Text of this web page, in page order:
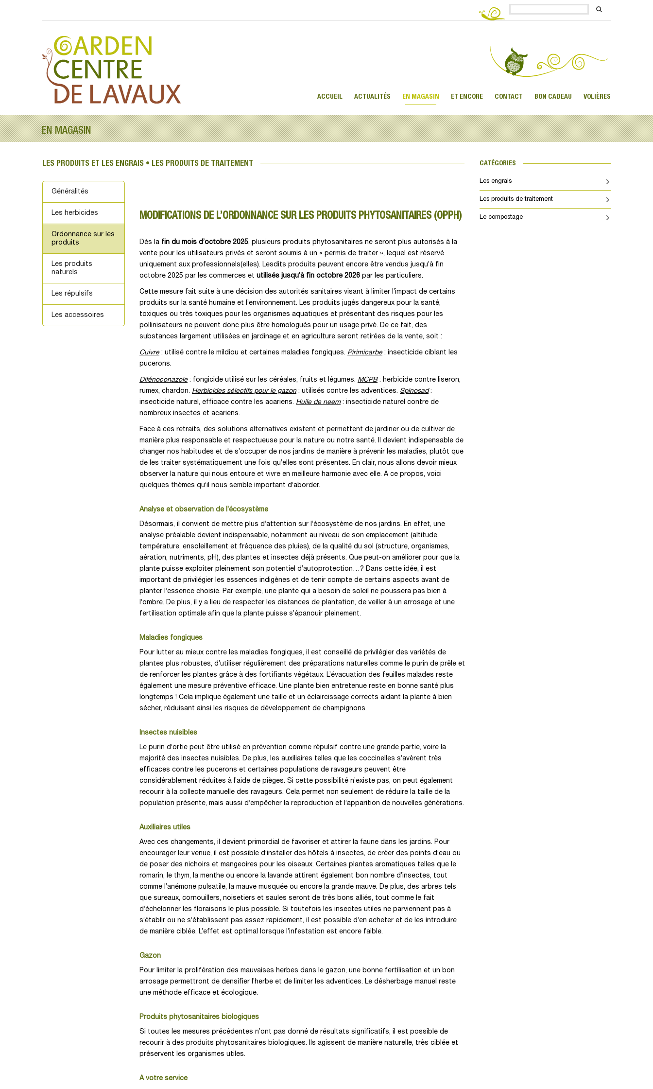
ACCUEIL ACTUALITÉS EN MAGASIN ET ENCORE CONTACT BON CADEAU VOLIÈRES
EN MAGASIN
LES PRODUITS ET LES ENGRAIS • LES PRODUITS DE TRAITEMENT
Généralités
Les herbicides
Ordonnance sur les
produits
Les produits
naturels
Les répulsifs
Les accessoires
MODIFICATIONS DE L’ORDONNANCE SUR LES PRODUITS PHYTOSANITAIRES (OPPH)
Dès la fin du mois d’octobre 2025, plusieurs produits phytosanitaires ne seront plus autorisés à la
vente pour les utilisateurs privés et seront soumis à un « permis de traiter », lequel est réservé
uniquement aux professionnels(elles). Lesdits produits peuvent encore être vendus jusqu’à fin
octobre 2025 par les commerces et utilisés jusqu’à fin octobre 2026 par les particuliers.
Cette mesure fait suite à une décision des autorités sanitaires visant à limiter l’impact de certains
produits sur la santé humaine et l’environnement. Les produits jugés dangereux pour la santé,
toxiques ou très toxiques pour les organismes aquatiques et présentant des risques pour les
pollinisateurs ne peuvent donc plus être homologués pour un usage privé. De ce fait, des
substances largement utilisées en jardinage et en agriculture seront retirées de la vente, soit :
Cuivre: utilisé contre le mildiou et certaines maladies fongiques. Pirimicarbe: insecticide ciblant les
pucerons.
Difénoconazole: fongicide utilisé sur les céréales, fruits et légumes. MCPB: herbicide contre liseron,
rumex, chardon. Herbicides sélectifs pour le gazon : utilisés contre les adventices. Spinosad:
insecticide naturel, efficace contre les acariens. Huile de neem: insecticide naturel contre de
nombreux insectes et acariens.
Face à ces retraits, des solutions alternatives existent et permettent de jardiner ou de cultiver de
manière plus responsable et respectueuse pour la nature ou notre santé. Il devient indispensable de
changer nos habitudes et de s’occuper de nos jardins de manière à prévenir les maladies, plutôt que
de les traiter systématiquement une fois qu’elles sont présentes. En clair, nous allons devoir mieux
observer la nature qui nous entoure et vivre en meilleure harmonie avec elle. A ce propos, voici
quelques thèmes qu’il nous semble important d’aborder.
Analyse et observation de l’écosystème
Désormais, il convient de mettre plus d’attention sur l’écosystème de nos jardins. En effet, une
analyse préalable devient indispensable, notamment au niveau de son emplacement (altitude,
température, ensoleillement et fréquence des pluies), de la qualité du sol (structure, organismes,
aération, nutriments, pH), des plantes et insectes déjà présents. Que peut-on améliorer pour que la
plante puisse exploiter pleinement son potentiel d’autoprotection…? Dans cette idée, il est
important de privilégier les essences indigènes et de tenir compte de certains aspects avant de
planter l’essence choisie. Par exemple, une plante qui a besoin de soleil ne poussera pas bien à
l’ombre. De plus, il y a lieu de respecter les distances de plantation, de veiller à un arrosage et une
fertilisation optimale afin que la plante puisse s’épanouir pleinement.
Maladies fongiques
Pour lutter au mieux contre les maladies fongiques, il est conseillé de privilégier des variétés de
plantes plus robustes, d’utiliser régulièrement des préparations naturelles comme le purin de prêle et
de renforcer les plantes grâce à des fortifiants végétaux. L’évacuation des feuilles malades reste
également une mesure préventive efficace. Une plante bien entretenue reste en bonne santé plus
longtemps ! Cela implique également une taille et un éclaircissage corrects aidant la plante à bien
sécher, réduisant ainsi les risques de développement de champignons.
Insectes nuisibles
Le purin d’ortie peut être utilisé en prévention comme répulsif contre une grande partie, voire la
majorité des insectes nuisibles. De plus, les auxiliaires telles que les coccinelles s’avèrent très
efficaces contre les pucerons et certaines populations de ravageurs peuvent être
considérablement réduites à l’aide de pièges. Si cette possibilité n’existe pas, on peut également
recourir à la collecte manuelle des ravageurs. Cela permet non seulement de réduire la taille de la
population présente, mais aussi d’empêcher la reproduction et l’apparition de nouvelles générations.
Auxiliaires utiles
Avec ces changements, il devient primordial de favoriser et attirer la faune dans les jardins. Pour
encourager leur venue, il est possible d’installer des hôtels à insectes, de créer des points d’eau ou
de poser des nichoirs et mangeoires pour les oiseaux. Certaines plantes aromatiques telles que le
romarin, le thym, la menthe ou encore la lavande attirent également bon nombre d’insectes, tout
comme l’anémone pulsatile, la mauve musquée ou encore la grande mauve. De plus, des arbres tels
que sureaux, cornouillers, noisetiers et saules seront de très bons alliés, tout comme le fait
d’échelonner les floraisons le plus possible. Si toutefois les insectes utiles ne parviennent pas à
s’établir ou ne s’établissent pas assez rapidement, il est possible d’en acheter et de les introduire
de manière ciblée. L’effet est optimal lorsque l’infestation est encore faible.
Gazon
Pour limiter la prolifération des mauvaises herbes dans le gazon, une bonne fertilisation et un bon
arrosage permettront de densifier l’herbe et de limiter les adventices. Le désherbage manuel reste
une méthode efficace et écologique.
Produits phytosanitaires biologiques
Si toutes les mesures précédentes n’ont pas donné de résultats significatifs, il est possible de
recourir à des produits phytosanitaires biologiques. Ils agissent de manière naturelle, très ciblée et
préservent les organismes utiles.
A votre service
CATÉGORIES
Les engrais
Les produits de traitement
Le compostage